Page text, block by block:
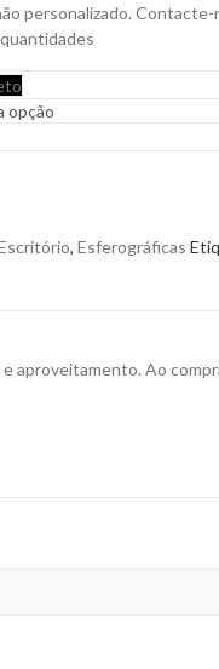
personalizado.
, Esferográficas
aproveitamento. Ao